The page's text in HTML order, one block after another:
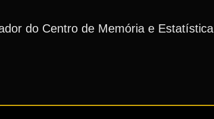
do Centro de Memória e Estatística